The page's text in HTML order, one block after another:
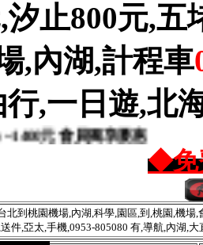
止800元,五
,內湖,計程車
行,一日遊,北
員獨享優惠
◆免
北到桃園機場,內湖,科學,園區,到,桃園,機場,
件,亞太,手機,0953-805080 有,導航,內湖,